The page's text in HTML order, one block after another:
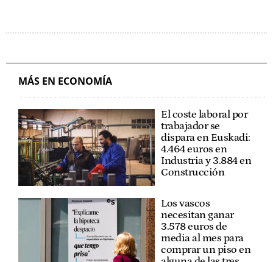
MÁS EN ECONOMÍA
El coste laboral por
trabajador se
dispara en Euskadi:
4.464 euros en
Industria y 3.884 en
Construcción
Los vascos
necesitan ganar
3.578 euros de
media al mes para
comprar un piso en